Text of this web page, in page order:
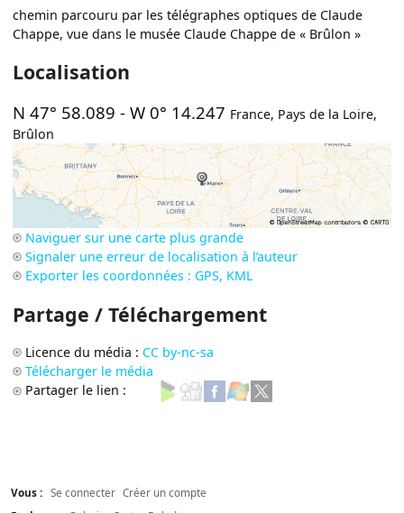
chemin parcouru par les télégraphes optiques de Claude
Chappe, vue dans le musée Claude Chappe de « Brûlon »
Localisation
N 47° 58.089 -W 0° 14.247 France, Pays de la Loire,
Brûlon
Naviguer sur une carte plus grande
Signaler une erreur de localisation à l’auteur
Exporter les coordonnées : GPS, KML
Partage / Téléchargement
Licence du média : CC by-nc-sa
Télécharger le média
Partager le lien :
Vous : Se connecter Créer un compte